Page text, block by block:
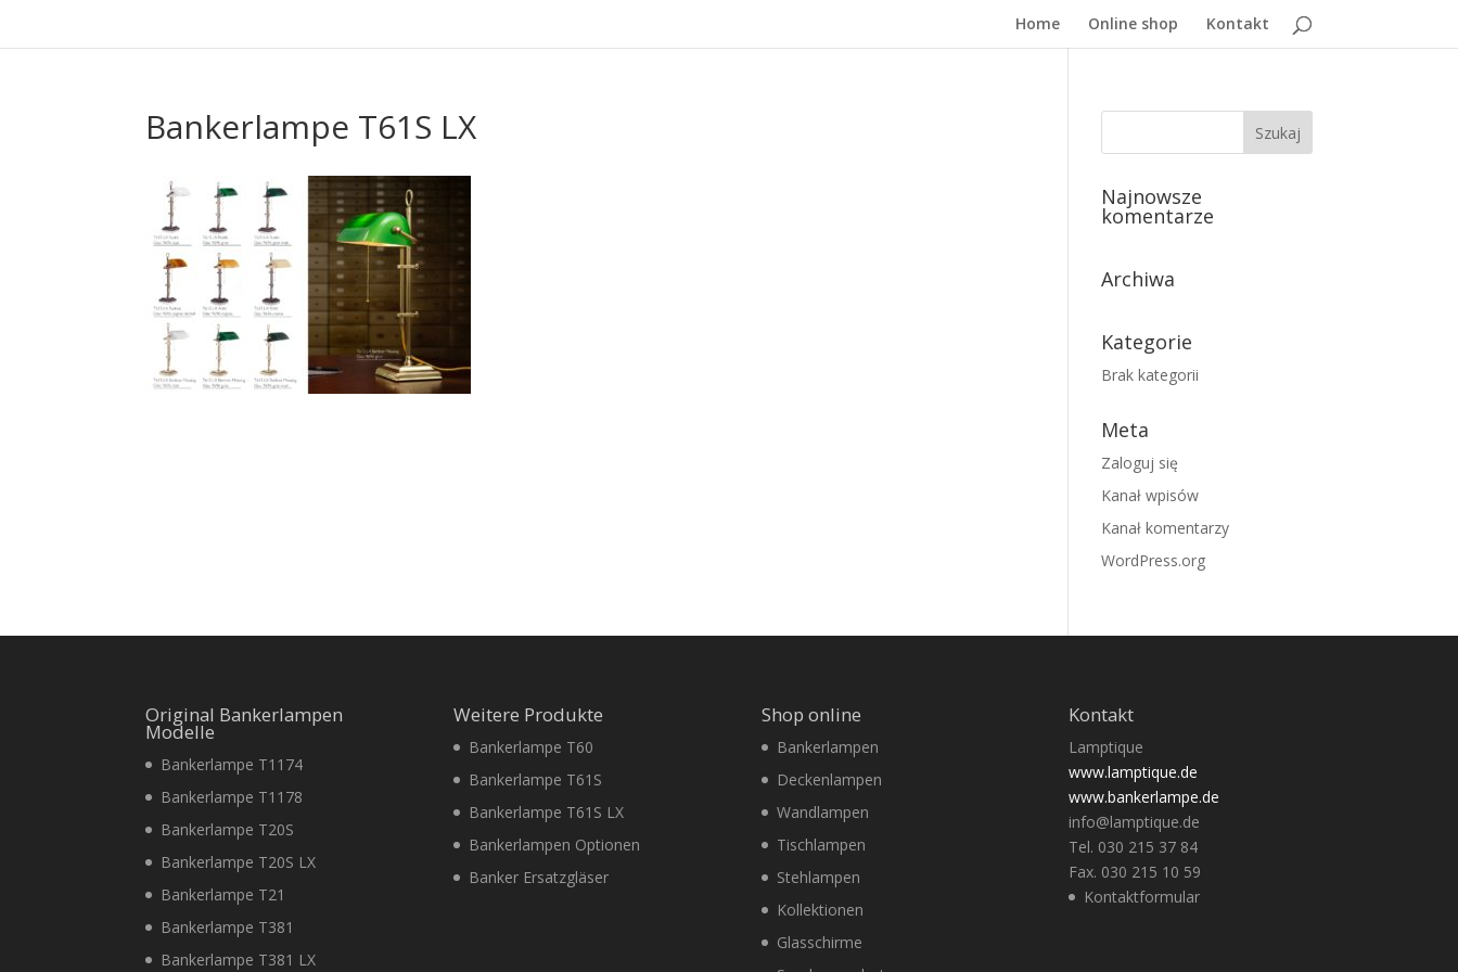
Home Online shop Kontakt
Bankerlampe T61S LX
Najnowsze
komentarze
Archiwa
Kategorie
Brak kategorii
Meta
Zaloguj się
Kanał wpisów
Kanał komentarzy
WordPress.org
Original Bankerlampen
Modelle
Bankerlampe T1174
Bankerlampe T1178
Bankerlampe T20S
Bankerlampe T20S LX
Bankerlampe T21
Bankerlampe T381
Bankerlampe T381 LX
Weitere Produkte
Bankerlampe T60
Bankerlampe T61S
Bankerlampe T61S LX
Bankerlampen Optionen
Banker Ersatzgläser
Shop online
Bankerlampen
Deckenlampen
Wandlampen
Tischlampen
Stehlampen
Kollektionen
Glasschirme
Kontakt
Lamptique
www.lamptique.de
www.bankerlampe.de
info@lamptique.de
Tel. 030 215 37 84
Fax. 030 215 10 59
Kontaktformular